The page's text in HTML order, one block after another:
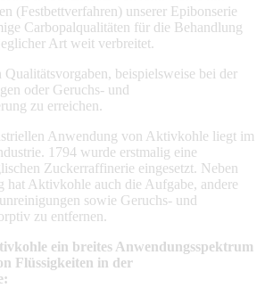
(Festbettverfahren) unserer Epibonserie
Carbopalqualitäten für die Behandlung
Art weit verbreitet.
beispielsweise bei der
oder Geruchs- und
zu erreichen.
Anwendung von Aktivkohle liegt im
1794 wurde erstmalig eine
Zuckerraffinerie eingesetzt. Neben
hat Aktivkohle auch die Aufgabe, andere
sowie Geruchs- und
zu entfernen.
ein breites Anwendungsspektrum
Flüssigkeiten in der